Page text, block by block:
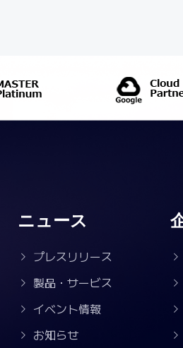
ニュース
プレスリリース
製品・サービス
イベント情報
お知らせ